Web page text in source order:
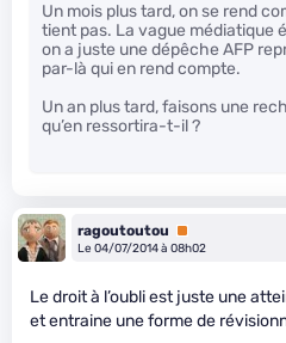
Un mois plus tard, on se rend
tient pas. La vague médiatique
on a juste une dépêche AFP
par-là qui en rend compte.
Un an plus tard, faisons une
qu’en ressortira-t-il ?
ragoutoutou
Premium
Le 04/07/2014 à 08h02
Le droit à l’oubli est juste une
et entraine une forme de